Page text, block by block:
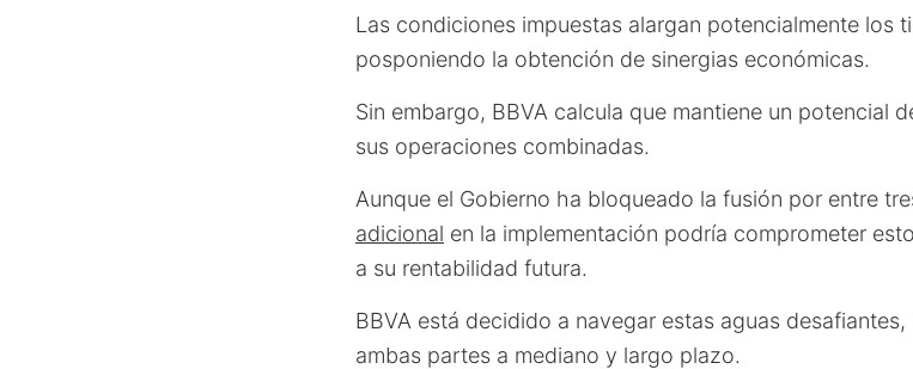
Las condiciones impuestas alargan potencialmente los
posponiendo la obtención de sinergias económicas.
Sin embargo, BBVA calcula que mantiene un potencial
sus operaciones combinadas.
Aunque el Gobierno ha bloqueado la fusión por entre
adicional en la implementación podría comprometer
a su rentabilidad futura.
BBVA está decidido a navegar estas aguas
ambas partes a mediano y largo plazo.